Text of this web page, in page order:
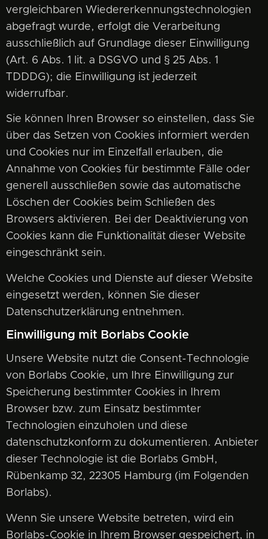
vergleichbaren Wiedererkennungstechnologien
abgefragt wurde, erfolgt die Verarbeitung
ausschließlich auf Grundlage dieser Einwilligung
(Art. 6 Abs. 1 lit. a DSGVO und § 25 Abs. 1
TDDDG); die Einwilligung ist jederzeit
widerrufbar.
Sie können Ihren Browser so einstellen, dass Sie
über das Setzen von Cookies informiert werden
und Cookies nur im Einzelfall erlauben, die
Annahme von Cookies für bestimmte Fälle oder
generell ausschließen sowie das automatische
Löschen der Cookies beim Schließen des
Browsers aktivieren. Bei der Deaktivierung von
Cookies kann die Funktionalität dieser Website
eingeschränkt sein.
Welche Cookies und Dienste auf dieser Website
eingesetzt werden, können Sie dieser
Datenschutzerklärung entnehmen.
Einwilligung mit Borlabs Cookie
Unsere Website nutzt die Consent-Technologie
von Borlabs Cookie, um Ihre Einwilligung zur
Speicherung bestimmter Cookies in Ihrem
Browser bzw. zum Einsatz bestimmter
Technologien einzuholen und diese
datenschutzkonform zu dokumentieren. Anbieter
dieser Technologie ist die Borlabs GmbH,
Rübenkamp 32, 22305 Hamburg (im Folgenden
Borlabs).
Wenn Sie unsere Website betreten, wird ein
Borlabs-Cookie in Ihrem Browser gespeichert, in